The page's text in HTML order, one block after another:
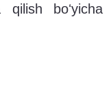
qilish boʻyicha